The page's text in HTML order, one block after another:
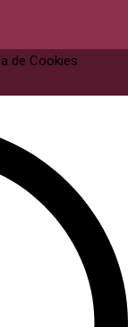
de Cookies